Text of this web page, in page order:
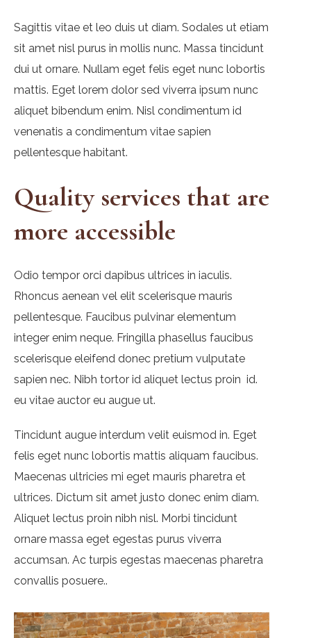
Sagittis vitae et leo duis ut diam. Sodales ut etiam
sit amet nisl purus in mollis nunc. Massa tincidunt
dui ut ornare. Nullam eget felis eget nunc lobortis
mattis. Eget lorem dolor sed viverra ipsum nunc
aliquet bibendum enim. Nisl condimentum id
venenatis a condimentum vitae sapien
pellentesque habitant.
Quality services that are
more accessible
Odio tempor orci dapibus ultrices in iaculis.
Rhoncus aenean vel elit scelerisque mauris
pellentesque. Faucibus pulvinar elementum
integer enim neque. Fringilla phasellus faucibus
scelerisque eleifend donec pretium vulputate
sapien nec. Nibh tortor id aliquet lectus proin id.
eu vitae auctor eu augue ut.
Tincidunt augue interdum velit euismod in. Eget
felis eget nunc lobortis mattis aliquam faucibus.
Maecenas ultricies mi eget mauris pharetra et
ultrices. Dictum sit amet justo donec enim diam.
Aliquet lectus proin nibh nisl. Morbi tincidunt
ornare massa eget egestas purus viverra
accumsan. Ac turpis egestas maecenas pharetra
convallis posuere..